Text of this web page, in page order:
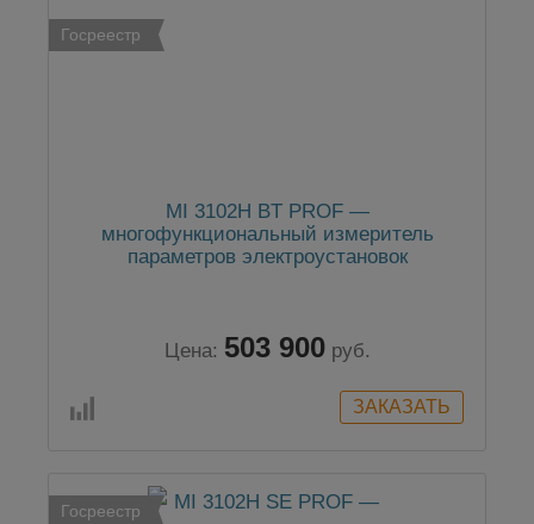
Госреестр
MI 3102H BT PROF —
многофункциональный измеритель
параметров электроустановок
Цена: 503 900 руб.
Госреестр